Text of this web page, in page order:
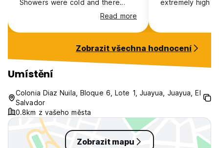
Showers were cold and there
were lots of ants about but would
stay again if passing through.
Read more
extremely high
the WiFi was
benefit from
Zobrazit všechna hodnocení
Umístění
Colonia Diaz Nuila, Bloque 6, Lote 1, Juayua, Juayua, El
Salvador
0.8km z vašeho města
Zobrazit mapu